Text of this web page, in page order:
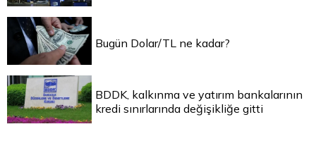
Bugün Dolar/TL ne kadar?
BDDK, kalkınma ve yatırım bankalarının
kredi sınırlarında değişikliğe gitti